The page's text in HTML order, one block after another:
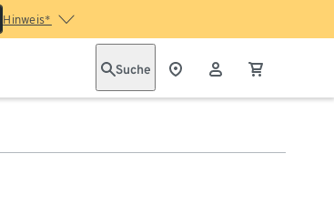
Hinweis*
Suche